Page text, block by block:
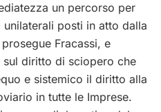
un percorso per
posti in atto dalla
Fracassi, e
diritto di sciopero che
e sistemico il diritto alla
in tutte le Imprese.